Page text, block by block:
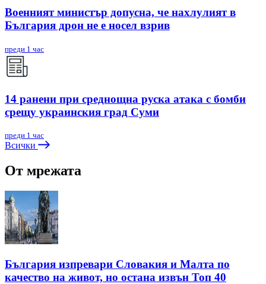
Военният министър допусна, че нахлулият в
България дрон не е носел взрив
преди 1 час
14 ранени при среднощна руска атака с бомби
срещу украинския град Суми
преди 1 час
Всички
От мрежата
България изпревари Словакия и Малта по
качество на живот, но остана извън Топ 40